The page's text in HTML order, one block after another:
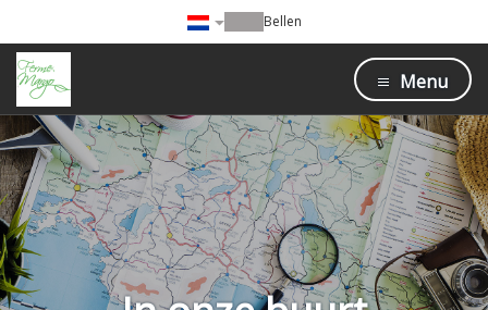
Bellen
Menu